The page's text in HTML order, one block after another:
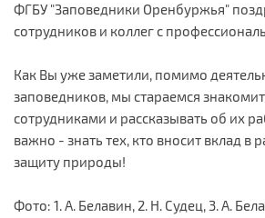
ФГБУ "Заповедники Оренбуржья"
сотрудников и коллег с
Как Вы уже заметили, помимо
заповедников, мы стараемся
сотрудниками и рассказывать об их
важно - знать тех, кто вносит вклад в
защиту природы!
Фото: 1. А. Белавин, 2. Н. Судец, 3. А.